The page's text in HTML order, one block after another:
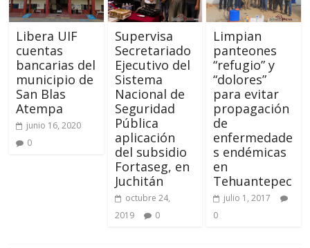
Libera UIF
cuentas
bancarias del
municipio de
San Blas
Atempa
junio 16, 2020
0
Supervisa
Secretariado
Ejecutivo del
Sistema
Nacional de
Seguridad
Pública
aplicación
del subsidio
Fortaseg, en
Juchitán
octubre 24,
2019
0
Limpian
panteones
“refugio” y
“dolores”
para evitar
propagación
de
enfermedade
s endémicas
en
Tehuantepec
julio 1, 2017
0